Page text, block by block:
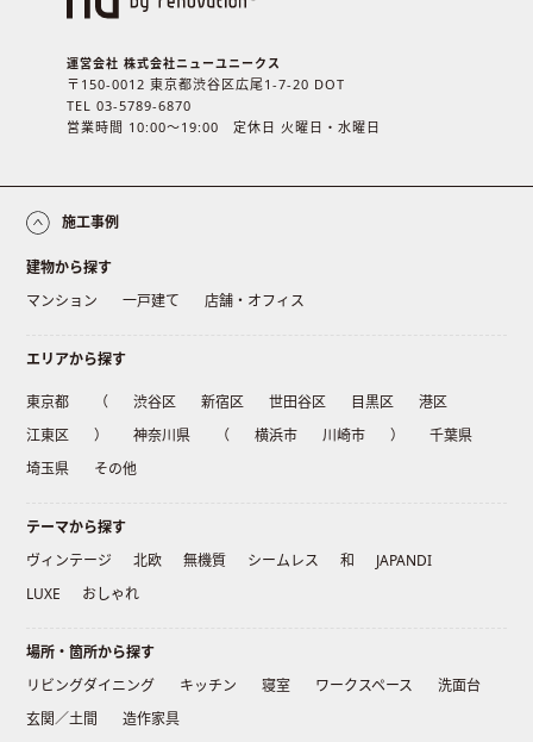
運営会社 株式会社ニューユニークス
〒150-0012 東京都渋谷区広尾1-7-20 DOT
TEL 03-5789-6870
営業時間 10:00〜19:00 定休日 火曜日・水曜日
施工事例
建物から探す
マンション
一戸建て 店舗・オフィス
エリアから探す
東京都 （ 渋谷区 新宿区 世田谷区 目黒区
港区
江東区
） 神奈川県 （ 横浜市 川崎市 ）
千葉県
埼玉県
その他
テーマから探す
ヴィンテージ
北欧 無機質 シームレス 和
JAPANDI
LUXE
おしゃれ
場所・箇所から探す
リビングダイニング
キッチン 寝室 ワークスペース
洗面台
玄関／土間
造作家具